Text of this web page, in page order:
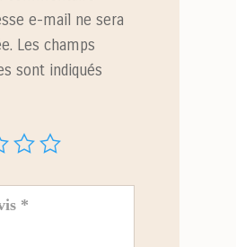
e-mail ne sera
Les champs
sont indiqués